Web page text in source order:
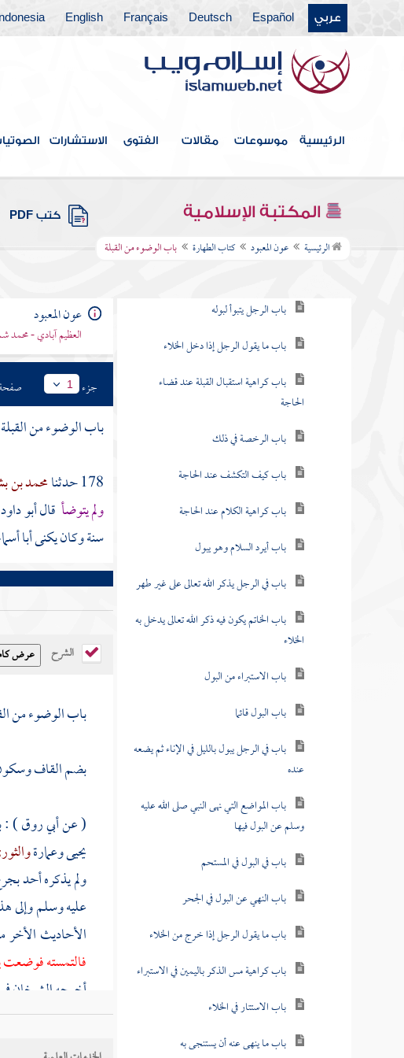
عربي Español
Deutsch
Français
English
Indonesia
الرئيسية موسوعات مقالات الفتوى الاستشارات
المكتبة الإسلامية كتب PDF
الرئيسية عون المعبود كتاب الطهارة باب الوضوء من القبلة
فهرس الكتاب
كتاب الطهارة
باب الرجل يتبوأ لبوله
باب ما يقول الرجل إذا دخل الخلاء
باب كراهية استقبال القبلة عند قضاء
الحاجة
باب الرخصة في ذلك
باب كيف التكشف عند الحاجة
باب كراهية الكلام عند الحاجة
باب أيرد السلام وهو يبول
باب في الرجل يذكر الله تعالى على غير طهر
باب الخاتم يكون فيه ذكر الله تعالى يدخل به
الخلاء
باب الاستبراء من البول
باب البول قائما
باب في الرجل يبول بالليل في الإناء ثم يضعه
عنده
باب المواضع التي نهى النبي صلى الله عليه
وسلم عن البول فيها
باب في البول في المستحم
باب النهي عن البول في الجحر
باب ما يقول الرجل إذا خرج من الخلاء
باب كراهية مس الذكر باليمين في الاستبراء
باب الاستتار في الخلاء
باب ما ينهى عنه أن يستنجى به
عون المعبود
العظيم آبادي - محمد
جزء 1
باب الوضوء من القبلة
178 حدثنا
محمد بن
ولم يتوضأ قال أبو
سنة وكان يكنىأبا
الشرح
باب الوضوء من
بضم القاف
( عنأبي روق) :
يحيىوعمارة
ولم يذكره أحد
عليه وسلم وإلى
الأحاديث الأخر
فالتمسته
أخرجه الشيخان
فإذا سجد غمزني
سجد وذهب